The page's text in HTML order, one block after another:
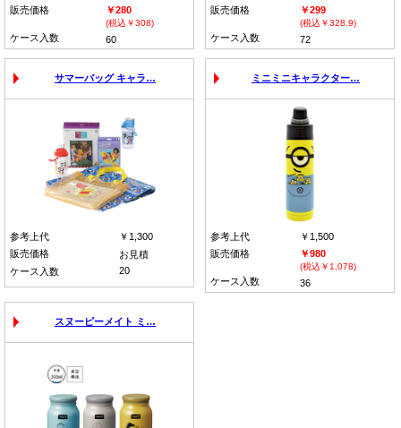
販売価格
￥280
(税込￥308)
ケース入数 60
販売価格
￥299
(税込￥328.9)
ケース入数 72
サマーバッグ キャラ…
参考上代
￥1,300
販売価格
お見積
ケース入数
20
ミニミニキャラクター…
参考上代
￥1,500
販売価格
￥980
(税込￥1,078)
ケース入数 36
スヌーピーメイト ミ…